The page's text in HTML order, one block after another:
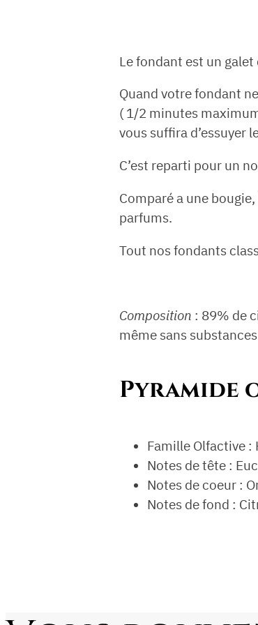
Le fondant est un
Quand votre fondant
( 1/2 minutes
vous suffira d’essuyer
C’est reparti pour un
Comparé a une
parfums.
Tout nos fondants
Composition : 89% de
même sans
Pyramide
Famille Olfactive :
Notes de tête :
Notes de coeur :
Notes de fond :